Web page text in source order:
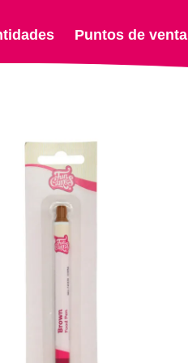
Puntos de venta